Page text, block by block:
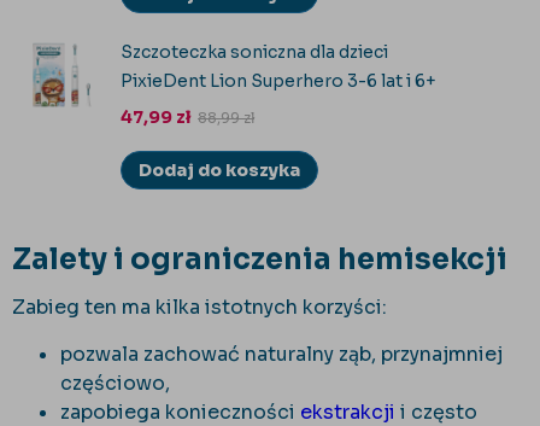
Szczoteczka soniczna dla dzieci
PixieDent Lion Superhero 3-6 lat i 6+
47,99 zł 88,99zł
Dodaj do koszyka
Zalety i ograniczenia hemisekcji
Zabieg ten ma kilka istotnych korzyści:
pozwala zachować naturalny ząb, przynajmniej
częściowo,
zapobiega konieczności ekstrakcji i często